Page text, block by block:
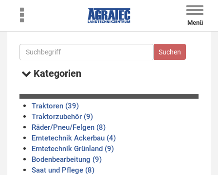
Toggle
Menü
Kategorien
Traktoren (39)
Traktorzubehör (9)
Räder/Pneu/Felgen (8)
Erntetechnik Ackerbau (4)
Erntetechnik Grünland (9)
Bodenbearbeitung (9)
Saat und Pflege (8)